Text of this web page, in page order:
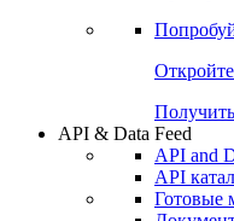
API & Data Feed
API and
API
Готовые